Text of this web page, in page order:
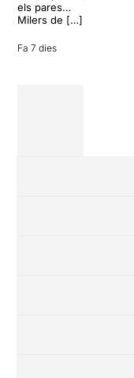
els pares…
Milers de […]
Fa 7 dies